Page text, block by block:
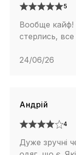
5
Вообще кайф!
стерлись,
24/06/26
Андрій
4
Дуже зручні